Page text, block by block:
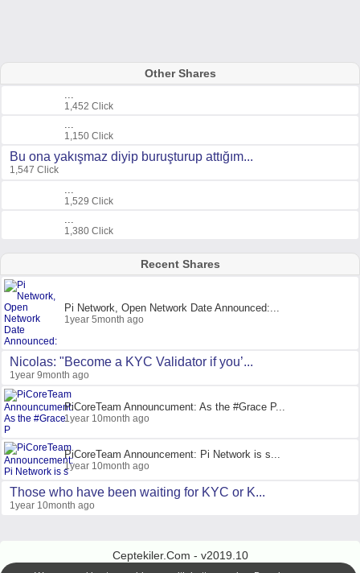
Other Shares
...
1,452 Click
...
1,150 Click
Bu ona yakışmaz diyip buruşturup attığım...
1,547 Click
...
1,529 Click
...
1,380 Click
Recent Shares
Pi Network, Open Network Date Announced:...
1year 5month ago
Nicolas: "Become a KYC Validator if you’...
1year 9month ago
PiCoreTeam Announcument: As the #Grace P...
1year 10month ago
PiCoreTeam Announcement: Pi Network is s...
1year 10month ago
Those who have been waiting for KYC or K...
1year 10month ago
Ceptekiler.Com - v2019.10